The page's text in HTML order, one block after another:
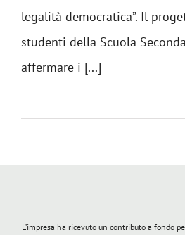
legalità democratica”. Il
studenti della Scuola
affermare i [...]
L’impresa ha ricevuto un contributo a fondo